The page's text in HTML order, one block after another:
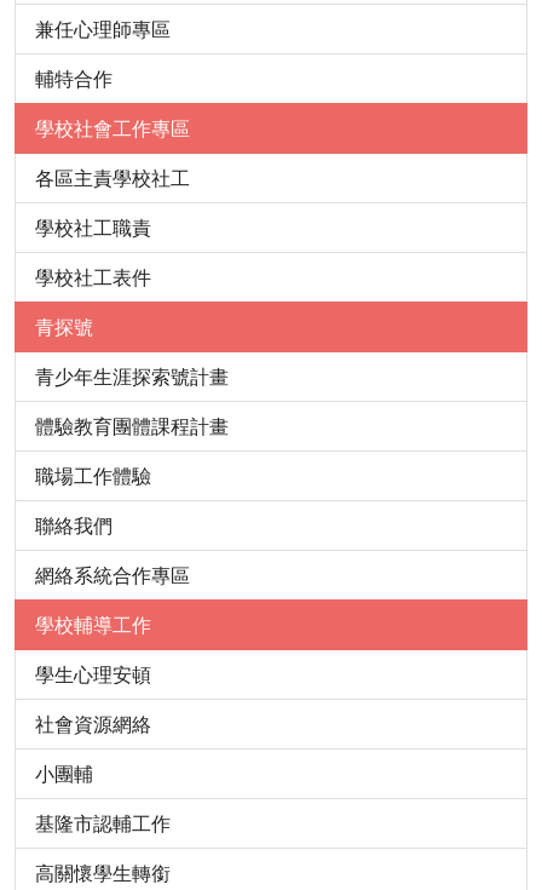
兼任心理師專區
輔特合作
學校社會工作專區
各區主責學校社工
學校社工職責
學校社工表件
青探號
青少年生涯探索號計畫
體驗教育團體課程計畫
職場工作體驗
聯絡我們
網絡系統合作專區
學校輔導工作
學生心理安頓
社會資源網絡
小團輔
基隆市認輔工作
高關懷學生轉銜